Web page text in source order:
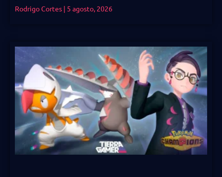
Rodrigo Cortes 5 agosto, 2026